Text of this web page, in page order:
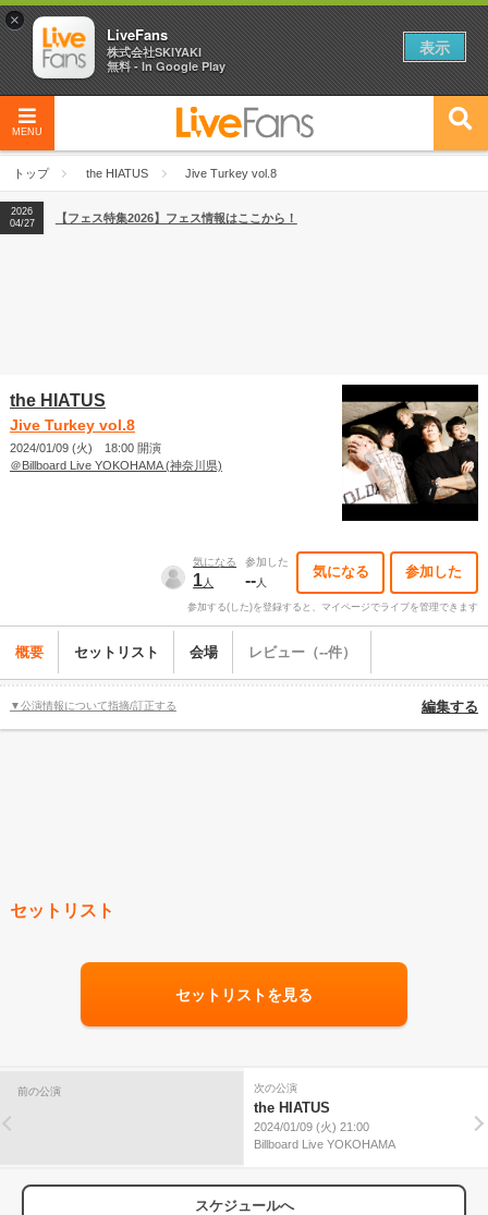
MENU
トップ the HIATUS Jive Turkey vol.8
2026
04/27
2026
【ライブ動員ランキング】2026年上半期編発表！
2026
04/27
【フェス特集2026】フェス情報はここから！
the HIATUS
Jive Turkey vol.8
2024/01/09 (火) 18:00 開演
＠Billboard Live YOKOHAMA (神奈川県)
気になる
1人
参加した
--人
気になる 参加した
参加する(した)を登録すると、マイページでライブを管理できます
概要 セットリスト 会場 レビュー（--件）
▼公演情報について指摘/訂正する 編集する
セットリスト
セットリストを見る
前の公演 次の公演
the HIATUS
2024/01/09 (火) 21:00
Billboard Live YOKOHAMA
スケジュールへ
×
LiveFans
株式会社SKIYAKI
無料 - In Google Play
表示